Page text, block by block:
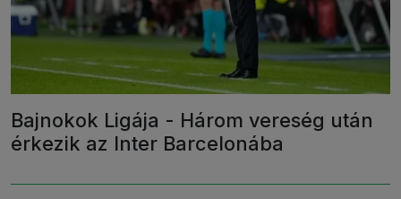
Bajnokok Ligája - Három vereség után
érkezik az Inter Barcelonába